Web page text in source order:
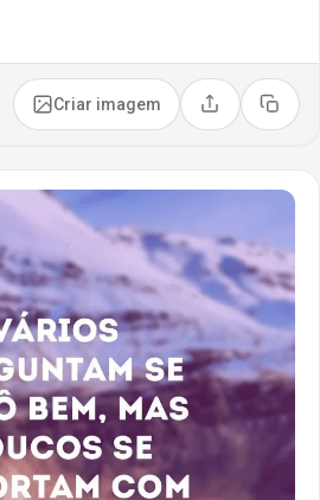
Criar imagem Compartilhar
Copiar